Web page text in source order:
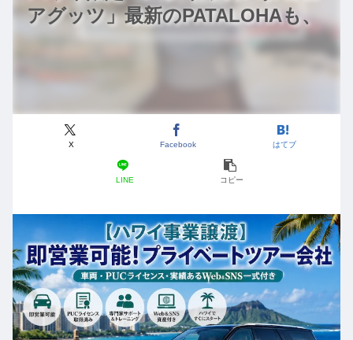
アグッツ」最新のPATALOHAも、
X Facebook はてブ
LINE コピー